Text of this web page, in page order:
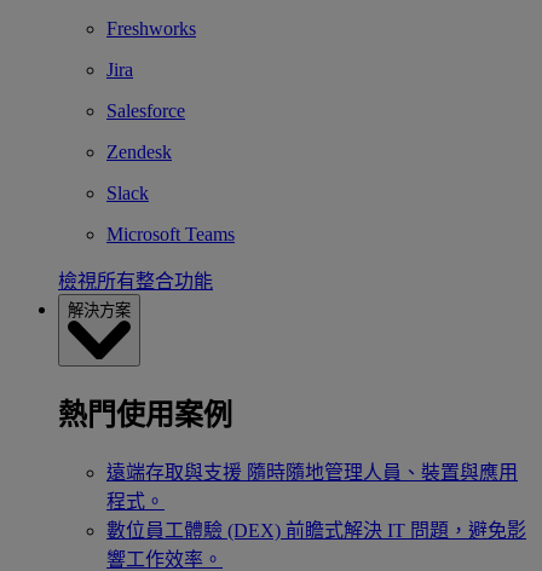
Freshworks
Jira
Salesforce
Zendesk
Slack
Microsoft Teams
檢視所有整合功能
解決方案
熱門使用案例
遠端存取與支援 隨時隨地管理人員、裝置與應用
程式。
數位員工體驗 (DEX) 前瞻式解決 IT 問題，避免影
響工作效率。